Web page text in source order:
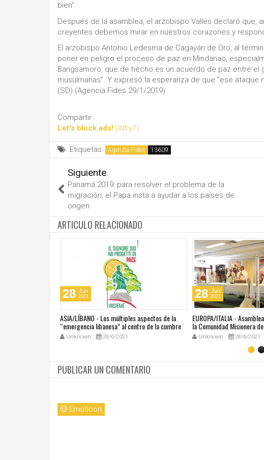
bien".
Después de la asamblea, el arzobispo Valles declaró que,
creyentes debemos mirar en nuestros corazones y
El arzobispo Antonio Ledesma de Cagayán de Oro, al
poner en peligro el proceso de paz en Mindanao,
Bangsamoro, que de hecho es un acuerdo de paz entre
musulmanas". Y expresó la esperanza de que "ese ataque
(SD) (Agencia Fides 29/1/2019)
Compartir:
Let's block ads! (Why?)
Etiquetas: Agenzia Fides
Siguiente
Panamá 2019: para resolver el problema de la
migración, el Papa insta a ayudar a los países de
origen
ARTICULO RELACIONADO
28 Jun
2021
ASIA/LÍBANO - Los múltiples aspectos de la
“emergencia libanesa” al centro de la cumbre
eclesial convocada por el Papa Francisco
Unknown 28/6/2021
28 Jun
2021
EUROPA/ITALIA -
la Comunidad Misionera
Unknown 28/6/2021
PUBLICAR UN COMENTARIO
Emoticon